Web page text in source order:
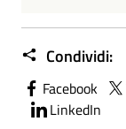
Condividi:
Facebook
LinkedIn